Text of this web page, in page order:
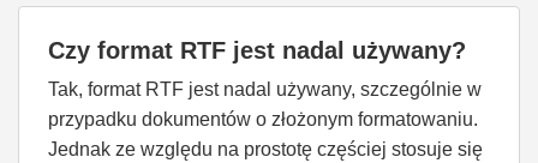
Czy format RTF jest nadal używany?
Tak, format RTF jest nadal używany, szczególnie w
przypadku dokumentów o złożonym formatowaniu.
Jednak ze względu na prostotę częściej stosuje się